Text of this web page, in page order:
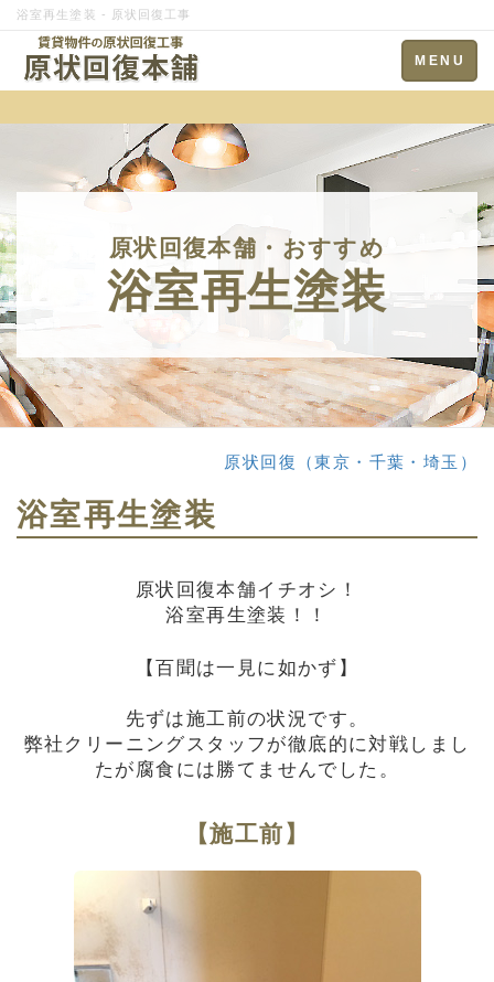
浴室再生塗装 - 原状回復工事
Toggle
navigation
MENU
原状回復本舗・おすすめ
浴室再生塗装
原状回復（東京・千葉・埼玉）
浴室再生塗装
原状回復本舗イチオシ！
浴室再生塗装！！
【百聞は一見に如かず】
先ずは施工前の状況です。
弊社クリーニングスタッフが徹底的に対戦しまし
たが腐食には勝てませんでした。
【施工前】